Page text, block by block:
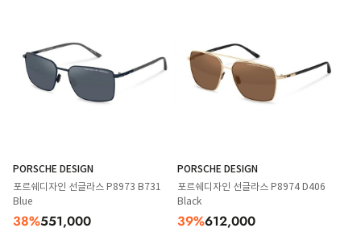
PORSCHE DESIGN
포르쉐디자인 선글라스 P8973 B731
Blue
38%551,000
PORSCHE DESIGN
포르쉐디자인 선글라스 P8974 D406
Black
39%612,000